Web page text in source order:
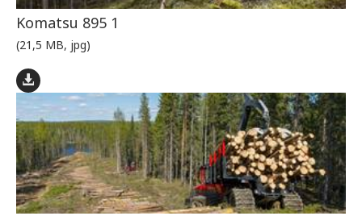
Komatsu 895 1
(21,5 MB, jpg)